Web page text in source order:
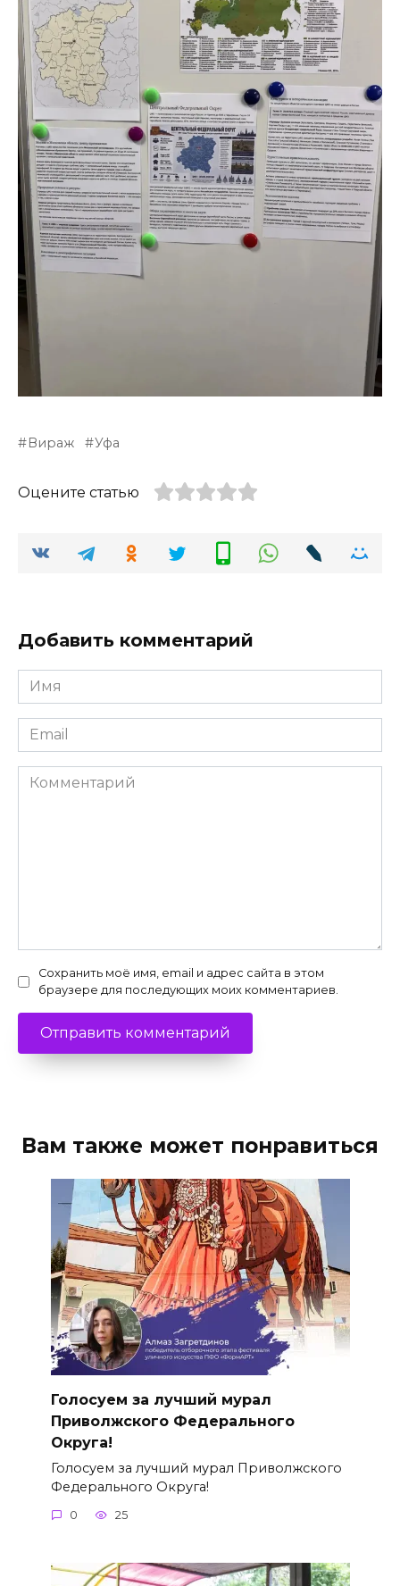
Вираж Уфа
Оцените статью
Добавить комментарий
Имя
*
Email
*
Комментарий
Сохранить моё имя, email и адрес сайта в этом
браузере для последующих моих комментариев.
Вам также может понравиться
Голосуем за лучший мурал
Приволжского Федерального
Округа!
Голосуем за лучший мурал Приволжского
Федерального Округа!
0 25